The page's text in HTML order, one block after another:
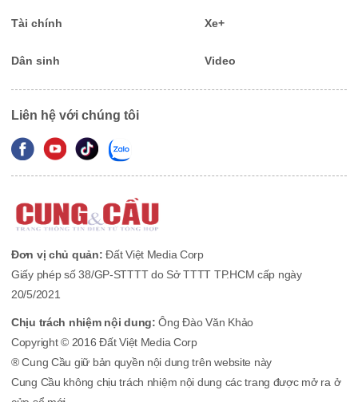
Tài chính Xe+
Dân sinh Video
Liên hệ với chúng tôi
Đơn vị chủ quản: Đất Việt Media Corp
Giấy phép số 38/GP-STTTT do Sở TTTT TP.HCM cấp ngày
20/5/2021
Chịu trách nhiệm nội dung:Ông Đào Văn Khảo
Copyright © 2016 Đất Việt Media Corp
® Cung Cầu giữ bản quyền nội dung trên website này
Cung Cầu không chịu trách nhiệm nội dung các trang được mở ra ở